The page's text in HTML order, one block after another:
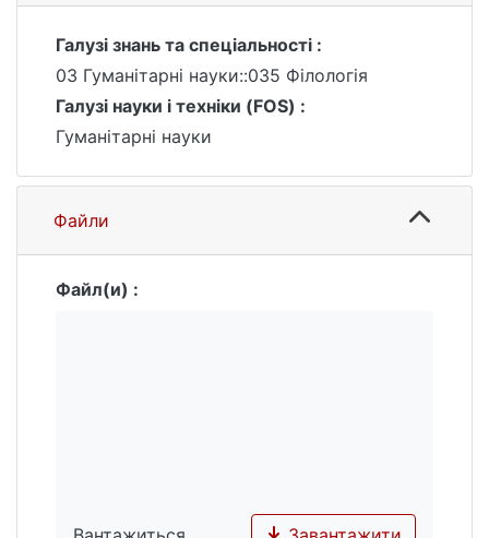
українських.
Галузі знань та спеціальності :
03 Гуманітарні науки::035 Філологія
Галузі науки і техніки (FOS) :
Гуманітарні науки
Файли
Файл(и) :